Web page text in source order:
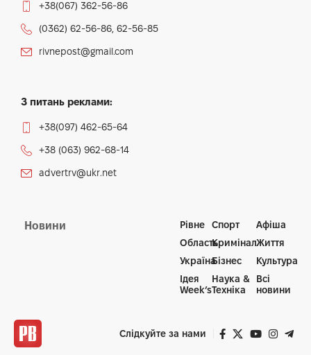
+38(067) 362-56-86
(0362) 62-56-86, 62-56-85
rivnepost@gmail.com
З питань реклами:
+38(097) 462-65-64
+38 (063) 962-68-14
advertrv@ukr.net
Новини
Рівне
Область
Україна
Ідея
Week’s
Спорт
Кримінал
Бізнес
Наука &
Техніка
Афіша
Життя
Культура
Всі
новини
Слідкуйте за нами